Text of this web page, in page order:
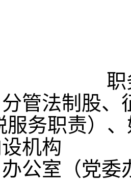
管法制股、
服务职责）
机构
办公室（党委